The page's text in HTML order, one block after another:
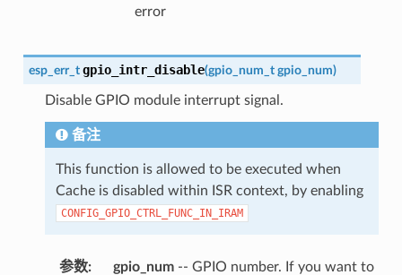
error
esp_err_t gpio_intr_disable(gpio_num_t gpio_num)
Disable GPIO module interrupt signal.
备注
This function is allowed to be executed when
Cache is disabled within ISR context, by enabling
CONFIG_GPIO_CTRL_FUNC_IN_IRAM
参数: gpio_num-- GPIO number. If you want to